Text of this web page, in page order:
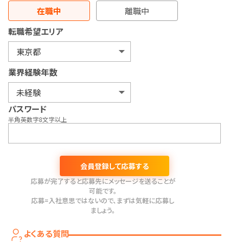
在職中
離職中
転職希望エリア
業界経験年数
パスワード
半角英数字8文字以上
会員登録して応募する
応募が完了すると応募先にメッセージを送ることが
可能です。
応募=入社意思ではないので、まずは気軽に応募し
ましょう。
よくある質問